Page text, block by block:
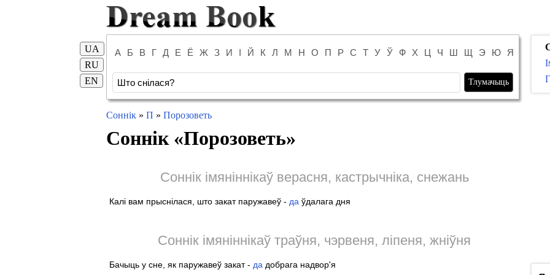
А Б В Г Д Е Ё Ж З И І Й К Л М Н О П Р С Т У Ў Ф Х Ц Ч Ш Щ Э Ю Я
UA
RU
EN
Соннік» П » Порозоветь
Соннік «Порозоветь»
Соннік імяніннікаў верасня, кастрычніка, снежань
Калі вам прыснілася, што закат паружавеў - да ўдалага дня
Соннік імяніннікаў траўня, чэрвеня, ліпеня, жніўня
Бачыць у сне, як паружавеў закат - да добрага надвор'я